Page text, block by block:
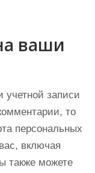
ваши
учетной записи
то
персональных
включая
также можете